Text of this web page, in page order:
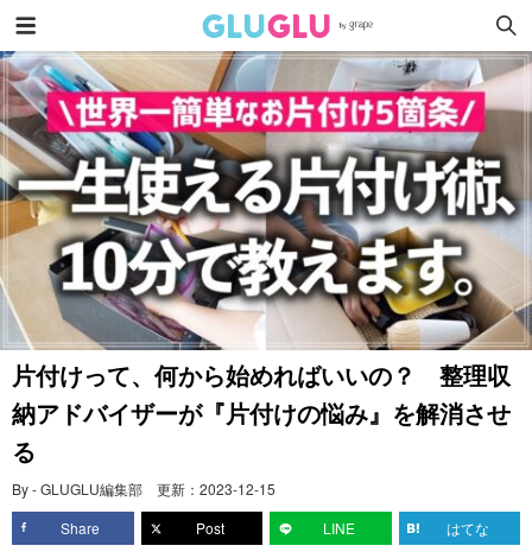
片付けって、何から始めればいいの？ 整理収
納アドバイザーが『片付けの悩み』を解消させ
る
By - GLUGLU編集部 更新： 2023-12-15
Share
Post LINE はてな